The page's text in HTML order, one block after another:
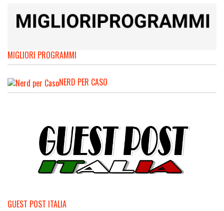
MIGLIORI PROGRAMMI
NERD PER CASO
GUEST POST ITALIA